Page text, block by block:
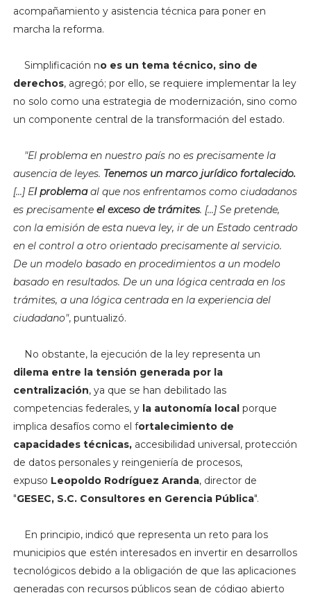
acompañamiento y asistencia técnica para poner en
marcha la reforma.
Simplificación no es un tema técnico, sino de
derechos, agregó; por ello, se requiere implementar la ley
no solo como una estrategia de modernización, sino como
un componente central de la transformación del estado.
"El problema en nuestro país no es precisamente la
ausencia de leyes. Tenemos un marco jurídico fortalecido.
[...] El problemaal que nos enfrentamos como ciudadanos
es precisamenteel exceso de trámites. [...] Se pretende,
con la emisión de esta nueva ley, ir de un Estado centrado
en el control a otro orientado precisamente al servicio.
De un modelo basado en procedimientos a un modelo
basado en resultados. De un una lógica centrada en los
trámites, a una lógica centrada en la experiencia del
ciudadano", puntualizó.
No obstante, la ejecución de la ley representa un
dilema entre la tensión generada por la
centralización, ya que se han debilitado las
competencias federales, yla autonomía localporque
implica desafíos como el fortalecimiento de
capacidades técnicas,accesibilidad universal, protección
de datos personales y reingeniería de procesos,
expuso Leopoldo Rodríguez Aranda, director de
"GESEC, S.C. Consultores en Gerencia Pública".
En principio, indicó que representa un reto para los
municipios que estén interesados en invertir en desarrollos
tecnológicos debido a la obligación de que las aplicaciones
generadas con recursos públicos sean de código abierto